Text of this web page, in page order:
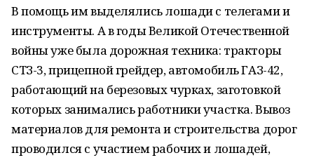
В помощь им выделялись лошади с телегами и
инструменты. А в годы Великой Отечественной
войны уже была дорожная техника: тракторы
СТЗ-3, прицепной грейдер, автомобиль ГАЗ-42,
работающий на березовых чурках, заготовкой
которых занимались работники участка. Вывоз
материалов для ремонта и строительства дорог
проводился с участием рабочих и лошадей,